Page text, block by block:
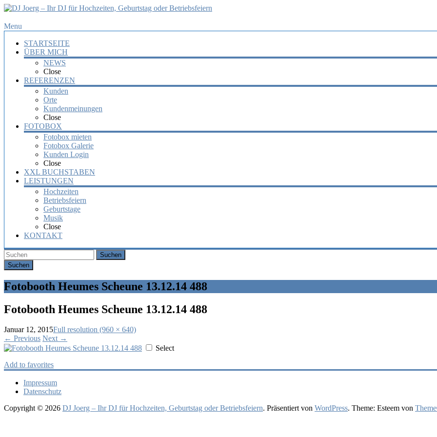
DJ
Hochzeiten,
Geburtstag
Betriebsfeiern
Geburtstag
oder
Firmenfeier.
Menu
STARTSEITE
ÜBER MICH
NEWS
Close
REFERENZEN
Kunden
Orte
Kundenmeinungen
Close
FOTOBOX
Fotobox mieten
Fotobox Galerie
Kunden Login
Close
XXL BUCHSTABEN
LEISTUNGEN
Hochzeiten
Betriebsfeiern
Geburtstage
Musik
Close
KONTAKT
Suchen
Fotobooth Heumes Scheune 13.12.14 488
Fotobooth Heumes Scheune 13.12.14 488
Januar 12, 2015Full resolution (960 × 640)
← Previous Next →
Select
Add to favorites
Impressum
Datenschutz
Copyright © 2026 DJ Joerg – Ihr DJ für Hochzeiten, Geburtstag oder Betriebsfeiern. Präsentiert von WordPress. Theme: Esteem von